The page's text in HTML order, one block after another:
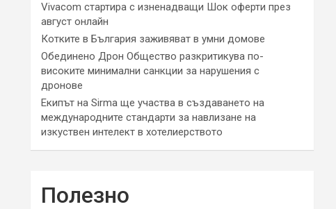
Vivacom стартира с изненадващи Шок оферти през
август онлайн
Котките в България заживяват в умни домове
Обединено Дрон Общество разкритикува по-
високите минимални санкции за нарушения с
дронове
Екипът на Sirma ще участва в създаването на
международните стандарти за навлизане на
изкуствен интелект в хотелиерството
Полезно